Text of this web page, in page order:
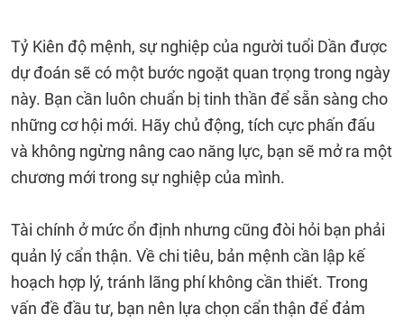
Tỷ Kiên độ mệnh, sự nghiệp của người tuổi Dần được
dự đoán sẽ có một bước ngoặt quan trọng trong ngày
này. Bạn cần luôn chuẩn bị tinh thần để sẵn sàng cho
những cơ hội mới. Hãy chủ động, tích cực phấn đấu
và không ngừng nâng cao năng lực, bạn sẽ mở ra một
chương mới trong sự nghiệp của mình.
Tài chính ở mức ổn định nhưng cũng đòi hỏi bạn phải
quản lý cẩn thận. Về chi tiêu, bản mệnh cần lập kế
hoạch hợp lý, tránh lãng phí không cần thiết. Trong
vấn đề đầu tư, bạn nên lựa chọn cẩn thận để đảm